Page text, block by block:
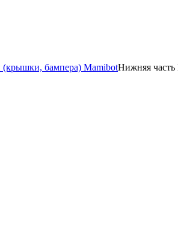
(крышки, бампера) MamibotНижняя